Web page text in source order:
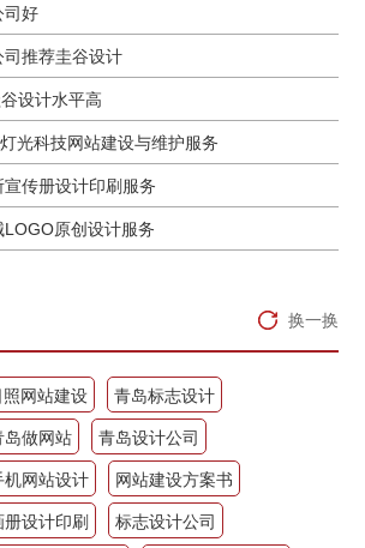
司好
推荐圭谷设计
设计水平高
光科技网站建设与维护服务
传册设计印刷服务
原创设计服务
换一换
照网站建设 青岛标志设计
岛做网站 青岛设计公司
机网站设计 网站建设方案书
册设计印刷 标志设计公司